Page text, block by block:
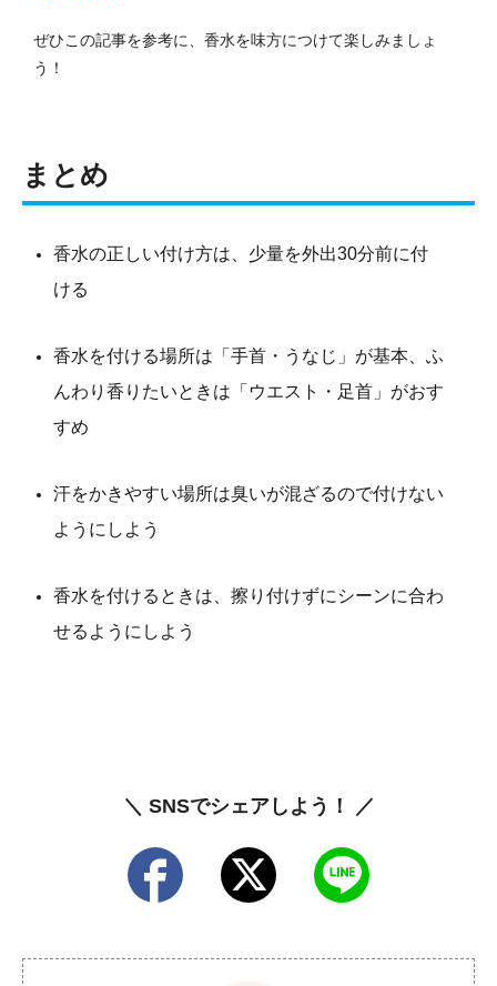
ぜひこの記事を参考に、香水を味方につけて楽しみましょ
う！
まとめ
香水の正しい付け方は、少量を外出30分前に付
ける
香水を付ける場所は「手首・うなじ」が基本、ふ
んわり香りたいときは「ウエスト・足首」がおす
すめ
汗をかきやすい場所は臭いが混ざるので付けない
ようにしよう
香水を付けるときは、擦り付けずにシーンに合わ
せるようにしよう
＼ SNSでシェアしよう！ ／